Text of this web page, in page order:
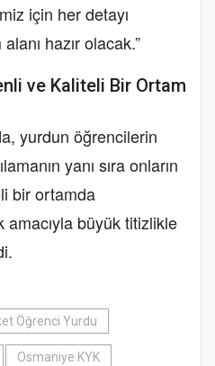
için her detayı
hazır olacak.”
ve Kaliteli Bir Ortam
yurdun öğrencilerin
yanı sıra onların
bir ortamda
amacıyla büyük titizlikle
Öğrenci Yurdu
Osmaniye KYK